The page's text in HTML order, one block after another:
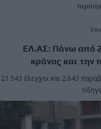
ΕΛ.ΑΣ: Πάνω από
κράνος και την
21.543 έλεγχοι και 2.643